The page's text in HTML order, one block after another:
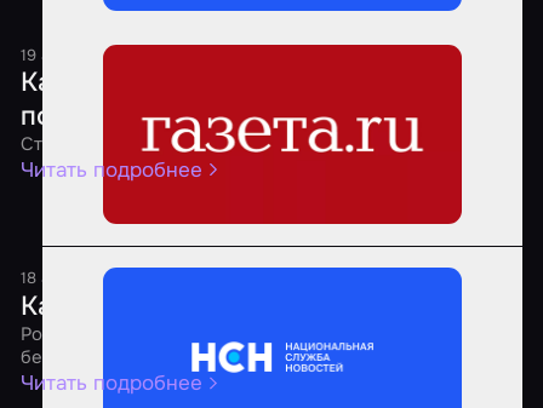
19 августа 2025
Какие квесты являются самыми
популярными среди россиян
Стало известно о предпочтениях россиян
Читать подробнее
18 августа 2025
Как выбрать безопасный квест
Россиянам рассказали о рекомендациях по выбору
безопасных квестов
Читать подробнее